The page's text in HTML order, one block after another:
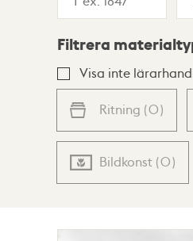
Lista Karta
Filtrera
Visa inte
Ritning (0)
Bildkonst (0)